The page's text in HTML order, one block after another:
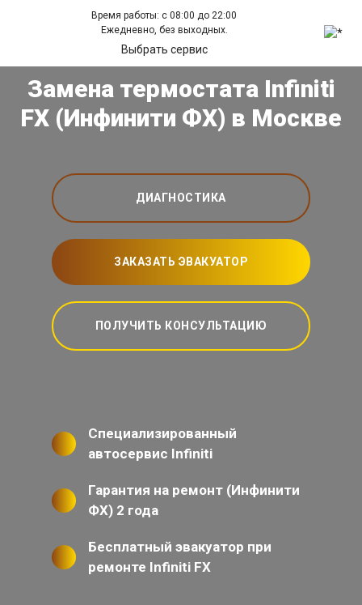
Время работы: с 08:00 до 22:00
Ежедневно, без выходных.
Выбрать сервис
Замена термостата Infiniti
FX (Инфинити ФХ) в Москве
ДИАГНОСТИКА
ЗАКАЗАТЬ ЭВАКУАТОР
ПОЛУЧИТЬ КОНСУЛЬТАЦИЮ
Специализированный
автосервис Infiniti
Гарантия на ремонт (Инфинити
ФХ) 2 года
Бесплатный эвакуатор при
ремонте Infiniti FX